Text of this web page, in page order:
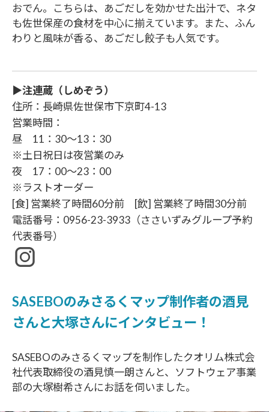
おでん。こちらは、あごだしを効かせた出汁で、ネタ
も佐世保産の食材を中心に揃えています。また、ふん
わりと風味が香る、あごだし餃子も人気です。
▶注連蔵（しめぞう）
住所：長崎県佐世保市下京町4-13
営業時間：
昼 11：30〜13：30
※土日祝日は夜営業のみ
夜 17：00〜23：00
※ラストオーダー
[食] 営業終了時間60分前 [飲] 営業終了時間30分前
電話番号： 0956-23-3933 （ささいずみグループ予約
代表番号）
SASEBOのみさるくマップ制作者の酒見
さんと大塚さんにインタビュー！
SASEBOのみさるくマップを制作したクオリム株式会
社代表取締役の酒見慎一朗さんと、ソフトウェア事業
部の大塚樹希さんにお話を伺いました。